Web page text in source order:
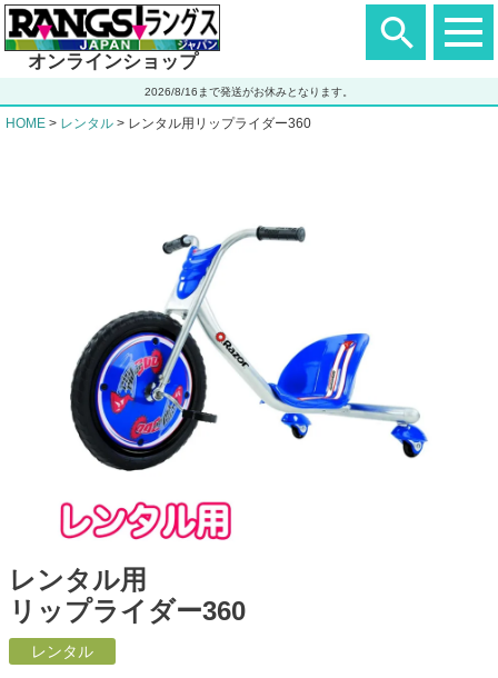
ヘ
ダ
エ
ア
オンラインショップ
2026/8/16まで発送がお休みとなります。
HOME レンタル レンタル用リップライダー360
レンタル用
リップライダー360
レンタル